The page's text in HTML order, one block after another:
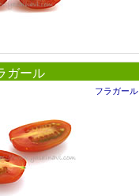
ガール
フラガール